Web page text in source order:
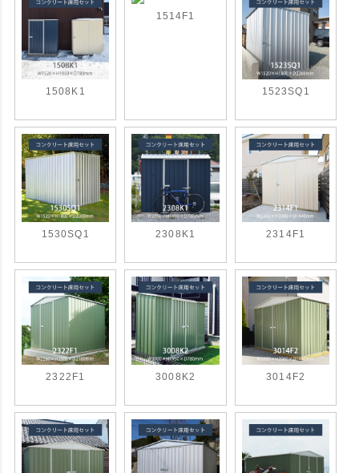
1508K1
1514F1
1523SQ1
1530SQ1 2308K1 2314F1
2322F1 3008K2 3014F2